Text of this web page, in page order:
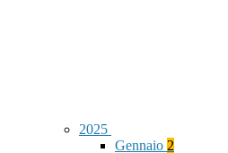
2025
Gennaio 2